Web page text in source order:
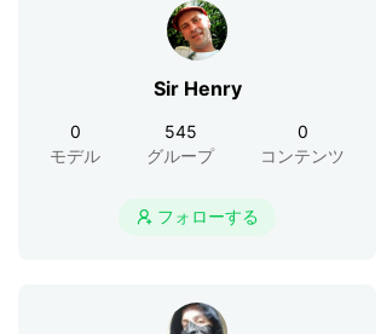
Sir Henry
0
モデル
545
グループ
0
コンテンツ
 フォローする